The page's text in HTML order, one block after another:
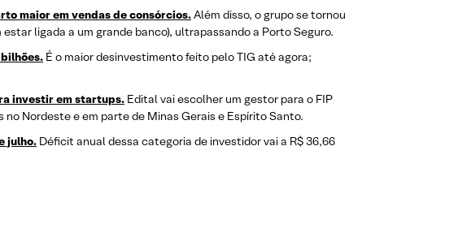
maior em vendas de consórcios.Além disso, o grupo se tornou
ligada a um grande banco), ultrapassando a Porto Seguro.
É o maior desinvestimento feito pelo TIG até agora;
investir em startups. Edital vai escolher um gestor para o FIP
Nordeste e em parte de Minas Gerais e Espírito Santo.
julho. Déficit anual dessa categoria de investidor vai a R$ 36,66